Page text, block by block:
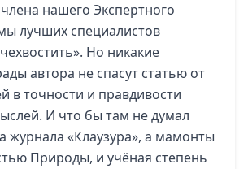
нашего Экспертного
лучших специалистов
Но никакие
автора не спасут статью от
в точности и правдивости
И что бы там не думал
журнала «Клаузура», а мамонты
Природы, и учёная степень